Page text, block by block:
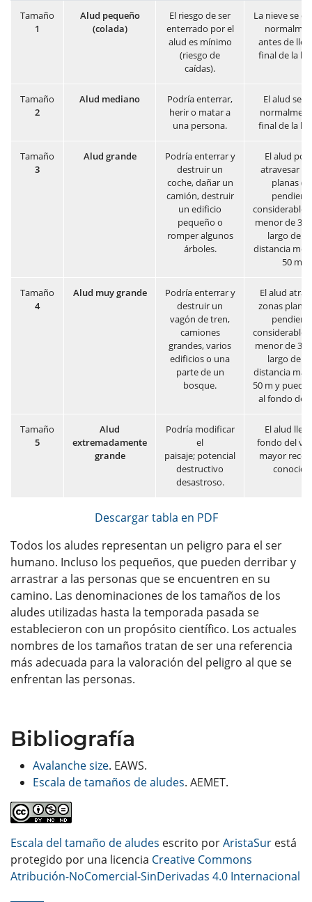
Tamaño
1
Alud pequeño
(colada)
El riesgo de ser
enterrado por el
alud es mínimo
(riesgo de
caídas).
La nieve se
antes de
final de la
Tamaño
2
Alud mediano
Podría enterrar,
herir o matar a
una persona.
El alud se
final de la
Tamaño
3
Alud grande
Podría enterrar y
destruir un
coche, dañar un
camión, destruir
un edificio
pequeño o
romper algunos
árboles.
El alud
atravesar
planas
menor de
largo de
distancia
50 m.
Tamaño
4
Alud muy grande
Podría enterrar y
destruir un
vagón de tren,
camiones
grandes, varios
edificios o una
parte de un
bosque.
El alud
zonas
menor de
largo de
distancia
50 m y puede
al fondo de
Tamaño
5
Alud
extremadamente
grande
Podría modificar
el
paisaje; potencial
destructivo
desastroso.
El alud
fondo del
mayor
Descargar tabla en PDF
Todos los aludes representan un peligro para el ser
humano. Incluso los pequeños, que pueden derribar y
arrastrar a las personas que se encuentren en su
camino. Las denominaciones de los tamaños de los
aludes utilizadas hasta la temporada pasada se
establecieron con un propósito científico. Los actuales
nombres de los tamaños tratan de ser una referencia
más adecuada para la valoración del peligro al que se
enfrentan las personas.
Bibliografía
Avalanche size. EAWS.
Escala de tamaños de aludes. AEMET.
Escala del tamaño de aludes escrito porAristaSur está
protegido por una licencia Creative Commons
Atribución-NoComercial-SinDerivadas 4.0 Internacional